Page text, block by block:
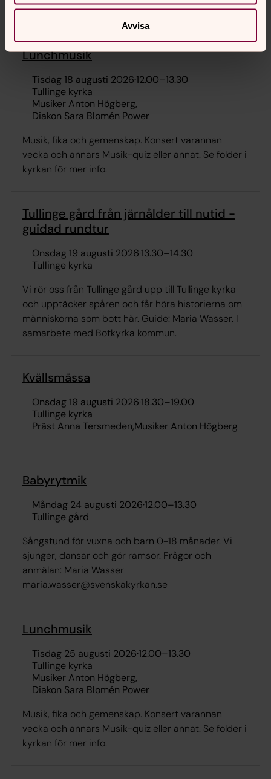
Avvisa
fika.
Lunchmusik
tisdag 18 augusti 2026·12.00–13.30
Tullinge kyrka
Musiker Anton Högberg
Diakon Sara Blomén Power
Musik, fika och gemenskap. Konsert varannan
vecka och annars Musik-quiz eller annat. Se folder i
kyrkan för mer info.
Tullinge gård från järnålder till nutid -
guidad rundtur
onsdag 19 augusti 2026·13.30–14.30
Tullinge kyrka
Vi rör oss från Tullinge gård upp till Tullinge kyrka
och upptäcker spåren och får höra historierna om
människorna som bott här. Guide: Maria Wasser. I
samarbete med Botkyrka kommun.
Kvällsmässa
onsdag 19 augusti 2026·18.30–19.00
Tullinge kyrka
Präst Anna Tersmeden Musiker Anton Högberg
Babyrytmik
måndag 24 augusti 2026·12.00–13.30
Tullinge gård
Sångstund för vuxna och barn 0-18 månader. Vi
sjunger, dansar och gör ramsor. Frågor och
anmälan: Maria Wasser
maria.wasser@svenskakyrkan.se
Lunchmusik
tisdag 25 augusti 2026·12.00–13.30
Tullinge kyrka
Musiker Anton Högberg
Diakon Sara Blomén Power
Musik, fika och gemenskap. Konsert varannan
vecka och annars Musik-quiz eller annat. Se folder i
kyrkan för mer info.